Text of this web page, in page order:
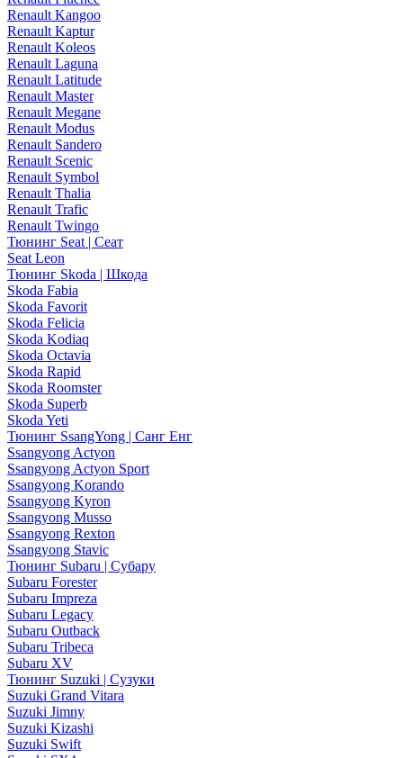
Renault Kangoo
Renault Kaptur
Renault Koleos
Renault Laguna
Renault Latitude
Renault Master
Renault Megane
Renault Modus
Renault Sandero
Renault Scenic
Renault Symbol
Renault Thalia
Renault Trafic
Renault Twingo
Тюнинг Seat | Сеат
Seat Leon
Тюнинг Skoda | Шкода
Skoda Fabia
Skoda Favorit
Skoda Felicia
Skoda Kodiaq
Skoda Octavia
Skoda Rapid
Skoda Roomster
Skoda Superb
Skoda Yeti
Тюнинг SsangYong | Санг Енг
Ssangyong Actyon
Ssangyong Actyon Sport
Ssangyong Korando
Ssangyong Kyron
Ssangyong Musso
Ssangyong Rexton
Ssangyong Stavic
Тюнинг Subaru | Субару
Subaru Forester
Subaru Impreza
Subaru Legacy
Subaru Outback
Subaru Tribeca
Subaru XV
Тюнинг Suzuki | Сузуки
Suzuki Grand Vitara
Suzuki Jimny
Suzuki Kizashi
Suzuki Swift